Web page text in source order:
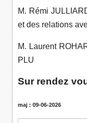
M. Rémi
et des relations
M. Laurent
PLU
Sur rendez
maj : 09-06-2026